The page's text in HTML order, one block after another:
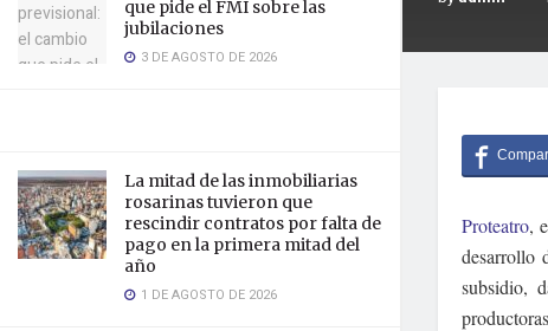
que pide el FMI sobre las
jubilaciones
3 DE AGOSTO DE 2026
La mitad de las inmobiliarias
rosarinas tuvieron que
rescindir contratos por falta de
pago en la primera mitad del
año
1 DE AGOSTO DE 2026
Proteatro,
desarrollo
subsidio,